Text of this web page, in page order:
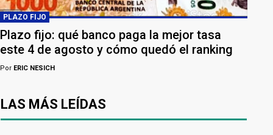
PLAZO FIJO
Plazo fijo: qué banco paga la mejor tasa
este 4 de agosto y cómo quedó el ranking
Por ERIC NESICH
LAS MÁS LEÍDAS